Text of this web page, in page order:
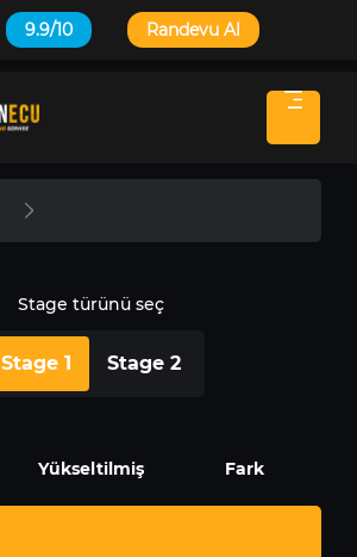
9.9/10 Randevu Al
Stage türünü seç
Stage 1 Stage 2
Yükseltilmiş Fark